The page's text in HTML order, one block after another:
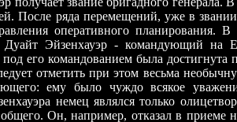
После ряда перемещений, уже в звании
оперативного планирования.
Дуайт Эйзенхауэр - командующий на
его командованием была достигнута
отметить при этом весьма
ему было чуждо всякое
немец являлся только
Он, например, отказал в приеме